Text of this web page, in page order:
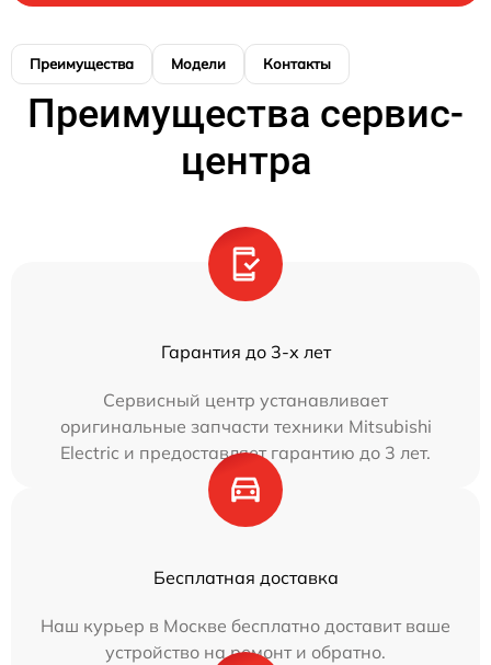
Преимущества Модели Контакты
Преимущества сервис-
центра
Гарантия до 3-х лет
Сервисный центр устанавливает
оригинальные запчасти техники Mitsubishi
Electric и предоставляет гарантию до 3 лет.
Бесплатная доставка
Наш курьер в Москве бесплатно доставит ваше
устройство на ремонт и обратно.